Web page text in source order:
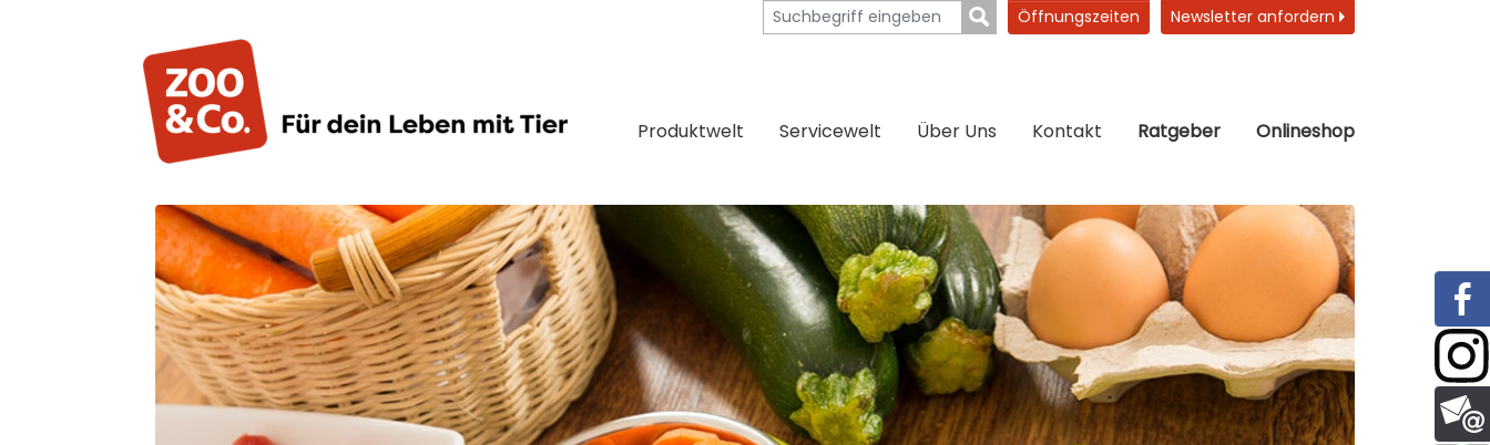
Öffnungszeiten Newsletter anfordern
Produktwelt Servicewelt Über Uns Kontakt Ratgeber Onlineshop